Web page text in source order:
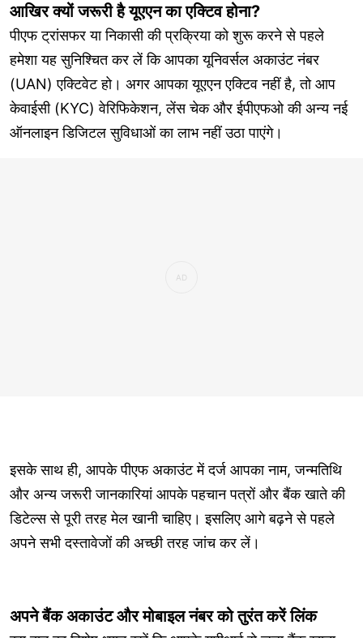
आखिर क्यों जरूरी है यूएएन का एक्टिव होना?
पीएफ ट्रांसफर या निकासी की प्रक्रिया को शुरू करने से पहले
हमेशा यह सुनिश्चित कर लें कि आपका यूनिवर्सल अकाउंट नंबर
(UAN) एक्टिवेट हो। अगर आपका यूएएन एक्टिव नहीं है, तो आप
केवाईसी (KYC) वेरिफिकेशन, लेंस चेक और ईपीएफओ की अन्य नई
ऑनलाइन डिजिटल सुविधाओं का लाभ नहीं उठा पाएंगे।
इसके साथ ही, आपके पीएफ अकाउंट में दर्ज आपका नाम, जन्मतिथि
और अन्य जरूरी जानकारियां आपके पहचान पत्रों और बैंक खाते की
डिटेल्स से पूरी तरह मेल खानी चाहिए। इसलिए आगे बढ़ने से पहले
अपने सभी दस्तावेजों की अच्छी तरह जांच कर लें।
अपने बैंक अकाउंट और मोबाइल नंबर को तुरंत करें लिंक